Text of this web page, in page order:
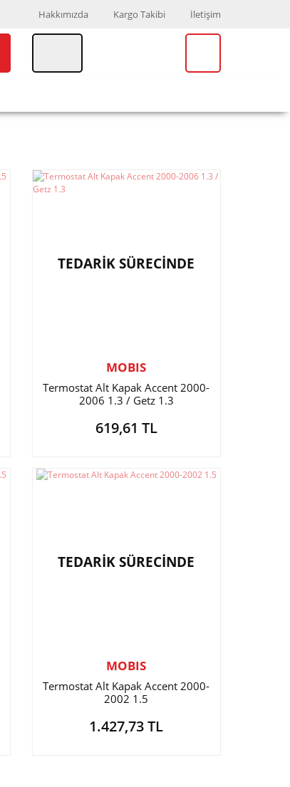
Hakkımızda Kargo Takibi İletişim
TEDARİK SÜRECİNDE
MOBIS
Termostat Alt Kapak Accent 2000-
2006 1.3 / Getz 1.3
619,61 TL
TEDARİK SÜRECİNDE
MOBIS
Termostat Alt Kapak Accent 2000-
2002 1.5
1.427,73 TL